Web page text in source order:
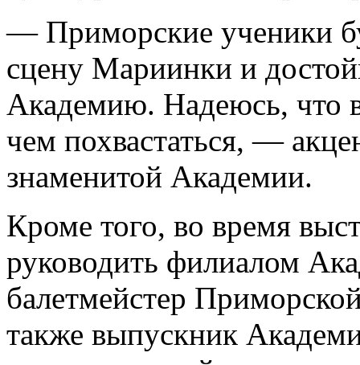
— Приморские ученики
сцену Мариинки и
Академию. Надеюсь, что
чем похвастаться, —
знаменитой Академии.
Кроме того, во время
руководить филиалом
балетмейстер
также выпускник